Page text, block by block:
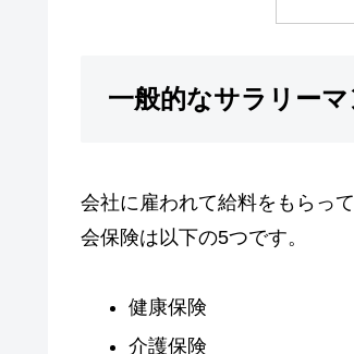
一般的なサラリー
会社に雇われて給料をもらっ
会保険は以下の5つです。
健康保険
介護保険